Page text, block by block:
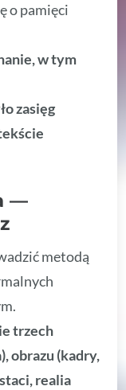
o pamięci
w tym
zasięg
—
metodą
trzech
obrazu (kadry,
realia